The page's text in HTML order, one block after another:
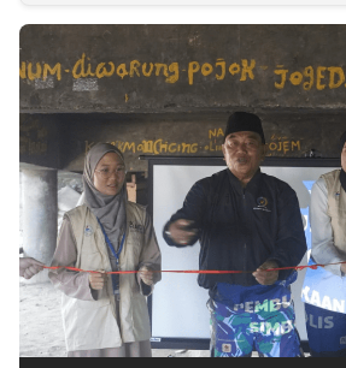
INDONESIA
Partner
Insight
NTB
Suara
Time
Lens
IDN
Daily
Jogja
Jalan
Rakyat
Idealita
News
Kita
Notice
Radar
Baru
Seedbacklink
Follow
Kabarbaru